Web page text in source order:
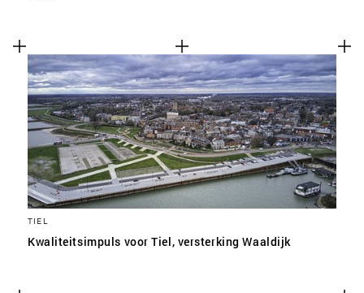
TIEL
Kwaliteitsimpuls voor Tiel, versterking Waaldijk